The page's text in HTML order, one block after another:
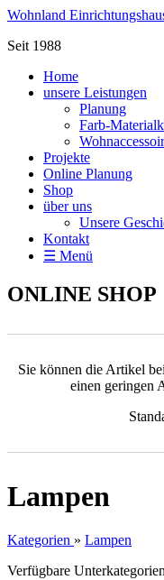
Wohnland
Seit 1988
Home
unsere Leistungen
Planung
Farb-
Projekte
Online Planung
Shop
über uns
Unsere
Kontakt
☰ Menü
ONLINE SHOP
Sie können die Artikel
einen geringen
Lampen
Kategorien » Lampen
Verfügbare